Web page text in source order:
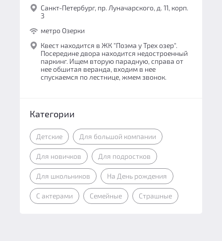
Санкт-Петербург, пр. Луначарского, д. 11, корп.
3
метро Озерки
Квест находится в ЖК "Поэма у Трех озер".
Посередине двора находится недостроенный
паркинг. Ищем вторую парадную, справа от
нее обшитая веранда, входим в нее
спускаемся по лестнице, жмем звонок.
Категории
Детские Для большой компании
Для новичков Для подростков
Для школьников На День рождения
С актерами Семейные Страшные